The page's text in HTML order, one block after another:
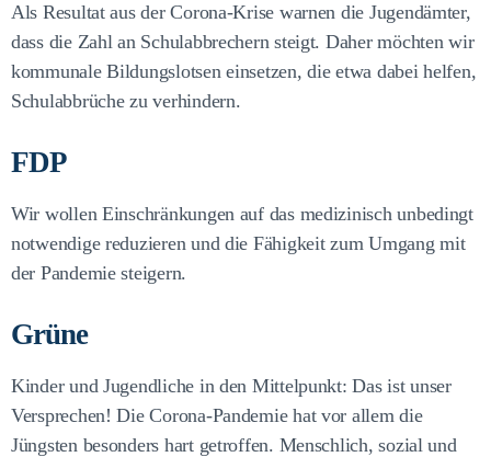
Als Resultat aus der Corona-Krise warnen die Jugendämter,
dass die Zahl an Schulabbrechern steigt. Daher möchten wir
kommunale Bildungslotsen einsetzen, die etwa dabei helfen,
Schulabbrüche zu verhindern.
FDP
Wir wollen Einschränkungen auf das medizinisch unbedingt
notwendige reduzieren und die Fähigkeit zum Umgang mit
der Pandemie steigern.
Grüne
Kinder und Jugendliche in den Mittelpunkt: Das ist unser
Versprechen! Die Corona-Pandemie hat vor allem die
Jüngsten besonders hart getroffen. Menschlich, sozial und